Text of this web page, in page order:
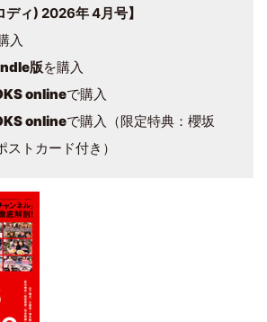
ディ) 2026年 4月号】
入
版を購入
onlineで購入
onlineで購入（限定特典：櫻坂
トカード付き）